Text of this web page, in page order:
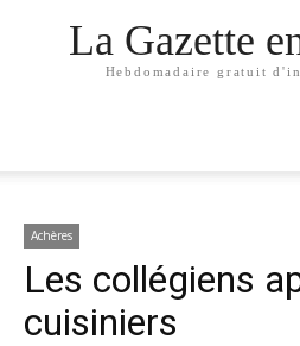
La Gazette
Hebdomadaire gratuit
Achères
Les collégiens
cuisiniers